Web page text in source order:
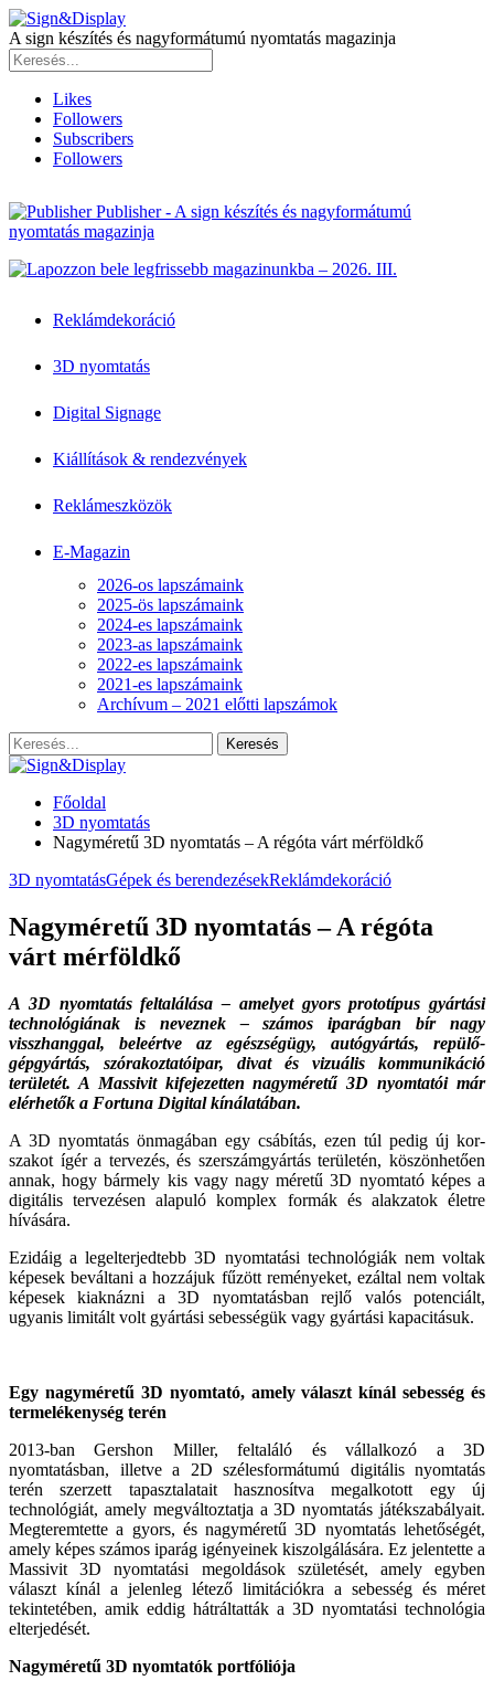
A sign készítés és nagyformátumú nyomtatás magazinja
Likes
Followers
Subscribers
Followers
Publisher - A sign készítés és nagyformátumú
nyomtatás magazinja
Reklámdekoráció
3D nyomtatás
Digital Signage
Kiállítások & rendezvények
Reklámeszközök
E-Magazin
2026-os lapszámaink
2025-ös lapszámaink
2024-es lapszámaink
2023-as lapszámaink
2022-es lapszámaink
2021-es lapszámaink
Archívum – 2021 előtti lapszámok
Főoldal
3D nyomtatás
Nagyméretű 3D nyomtatás – A régóta várt mérföldkő
3D nyomtatásGépek és berendezésekReklámdekoráció
Nagyméretű 3D nyomtatás – A régóta
várt mérföldkő
A 3D nyomtatás feltalálása – amelyet gyors prototípus gyártá­si
technológiának is neveznek – számos iparágban bír nagy
visszhanggal, beleértve az egészségügy, autógyártás, repülő­
gépgyártás, szórakoztatóipar, divat és vizuális kommunikáció
területét. A Massivit kifejezetten nagyméretű 3D nyomtatói már
elérhetők a Fortuna Digital kínálatában.
A 3D nyomtatás önmagában egy csábítás, ezen túl pedig új kor­
szakot ígér a tervezés, és szer­számgyártás területén, köszönhető­en
annak, hogy bármely kis vagy nagy méretű 3D nyomtató képes a
digitális tervezésen alapuló komplex formák és alakzatok életre
hívására.
Ezidáig a legelterjedtebb 3D nyomtatá­si technológiák nem voltak
képesek be­váltani a hozzájuk fűzött reményeket, ezáltal nem voltak
képesek kiaknázni a 3D nyomtatásban rejlő valós potenci­ált,
ugyanis limitált volt gyártási sebes­ségük vagy gyártási kapacitásuk.
Egy nagyméretű 3D nyomtató, amely választ kínál sebesség és
termelékenység terén
2013-ban Gershon Miller, feltaláló és vállalkozó a 3D
nyomtatásban, illet­ve a 2D szélesformátumú digitális nyomtatás
terén szerzett tapasztala­tait hasznosítva megalkotott egy új
technológiát, amely megváltoztatja a 3D nyomtatás játékszabályait.
Meg­teremtette a gyors, és nagyméretű 3D nyomtatás lehetőségét,
amely ké­pes számos iparág igényeinek kiszol­gálására. Ez jelentette a
Massivit 3D nyomtatási megoldások születését, amely egyben
választ kínál a jelen­leg létező limitációkra a sebesség és méret
tekintetében, amik eddig hát­ráltatták a 3D nyomtatási technológia
elterjedését.
Nagyméretű 3D nyomtatók port­fóliója